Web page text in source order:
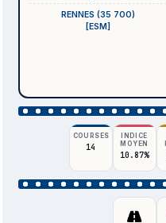
RENNES (35 700)
[ESM]
COURSES
14
INDICE
MOYEN
10.87%